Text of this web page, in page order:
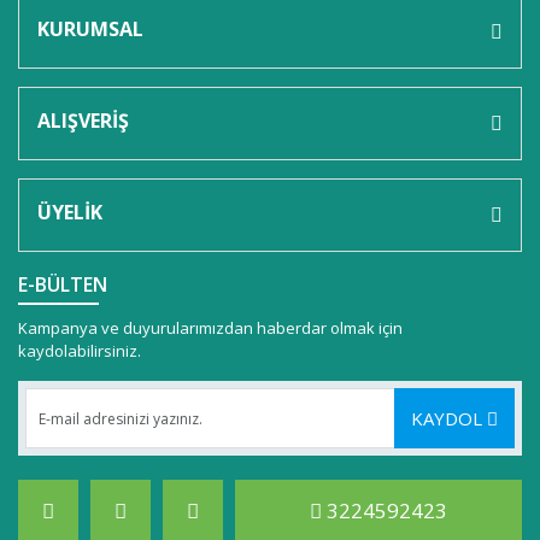
KURUMSAL
ALIŞVERİŞ
ÜYELİK
E-BÜLTEN
Kampanya ve duyurularımızdan haberdar olmak için
kaydolabilirsiniz.
KAYDOL
3224592423